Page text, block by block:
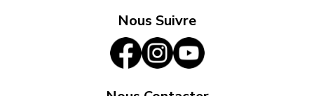
Nous Suivre